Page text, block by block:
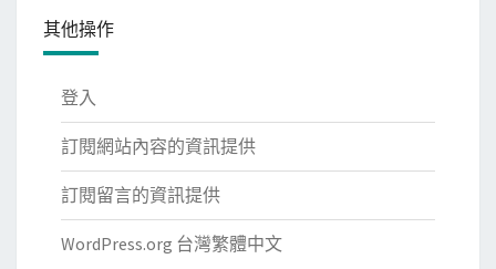
其他操作
登入
訂閱網站內容的資訊提供
訂閱留言的資訊提供
WordPress.org 台灣繁體中文